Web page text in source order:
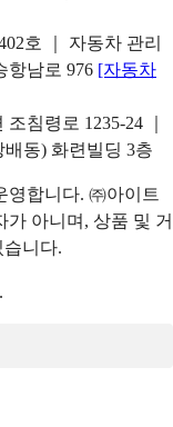
호 ｜ 자동차 관리
항남로 976 [자동차
침령로 1235-24 ｜
동) 화련빌딩 3층
영합니다. ㈜아이트
아니며, 상품 및 거
니다.